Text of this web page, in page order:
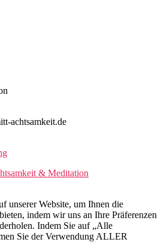
achtsamkeit.de
& Meditation
unserer Website, um Ihnen die
indem wir uns an Ihre Präferenzen
Indem Sie auf „Alle
Sie der Verwendung ALLER